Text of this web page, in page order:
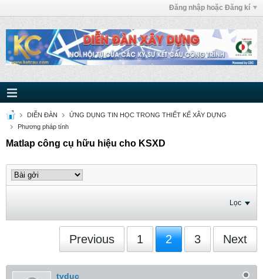
Đăng nhập hoặc Đăng kí
DIỄN ĐÀN
ỨNG DỤNG TIN HỌC TRONG THIẾT KẾ XÂY DỰNG
Phương pháp tính
Matlap công cụ hữu hiệu cho KSXD
Lọc
Previous 1 2 3 Next
tvduc